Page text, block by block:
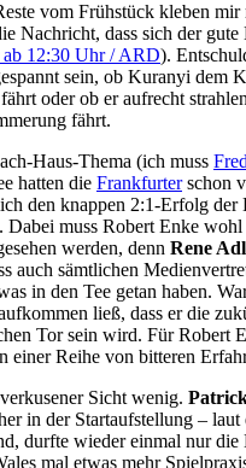
vom Frühstück kleben mir
Nachricht, dass sich der
12:30 Uhr / ARD).
sein, ob Kuranyi dem
oder ob er aufrecht
fährt.
Haus-Thema (ich muss
hatten die Frankfurterschon
den knappen 2:1-Erfolg
Dabei muss Robert Enke
werden, denn Rene
auch sämtlichen
in den Tee getan haben.
ließ, dass er die
Tor sein wird. Für Robert
einer Reihe von bitteren
Sicht wenig.
in der Startaufstellung – laut
durfte wieder einmal nur die
mal etwas mehr